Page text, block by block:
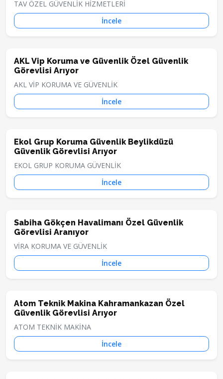
TAV ÖZEL GÜVENLİK HİZMETLERİ
İncele
AKL Vip Koruma ve Güvenlik Özel Güvenlik
Görevlisi Arıyor
AKL VİP KORUMA VE GÜVENLİK
İncele
Ekol Grup Koruma Güvenlik Beylikdüzü
Güvenlik Görevlisi Arıyor
EKOL GRUP KORUMA GÜVENLİK
İncele
Sabiha Gökçen Havalimanı Özel Güvenlik
Görevlisi Aranıyor
VİRA KORUMA VE GÜVENLİK
İncele
Atom Teknik Makina Kahramankazan Özel
Güvenlik Görevlisi Arıyor
ATOM TEKNİK MAKİNA
İncele